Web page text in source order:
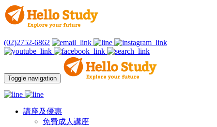
(02)2752-6862
Toggle navigation
講座及優惠
免費成人講座